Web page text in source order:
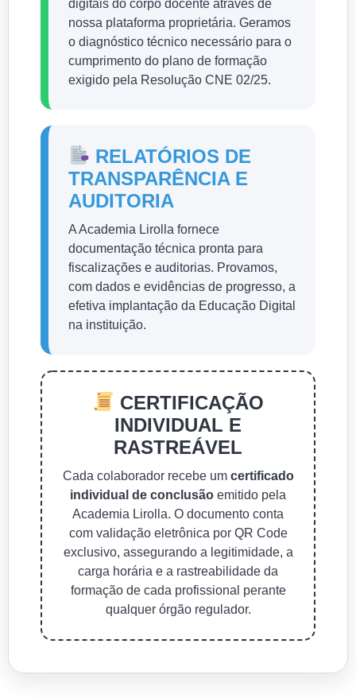
digitais do corpo docente através de
nossa plataforma proprietária. Geramos
o diagnóstico técnico necessário para o
cumprimento do plano de formação
exigido pela Resolução CNE 02/25.
RELATÓRIOS DE
TRANSPARÊNCIA E
AUDITORIA
A Academia Lirolla fornece
documentação técnica pronta para
fiscalizações e auditorias. Provamos,
com dados e evidências de progresso, a
efetiva implantação da Educação Digital
na instituição.
CERTIFICAÇÃO
INDIVIDUAL E
RASTREÁVEL
Cada colaborador recebe um certificado
individual de conclusão emitido pela
Academia Lirolla. O documento conta
com validação eletrônica por QR Code
exclusivo, assegurando a legitimidade, a
carga horária e a rastreabilidade da
formação de cada profissional perante
qualquer órgão regulador.